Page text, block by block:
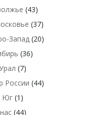
(43)
(37)
Запад (20)
(36)
(7)
России (44)
Юг (1)
(44)